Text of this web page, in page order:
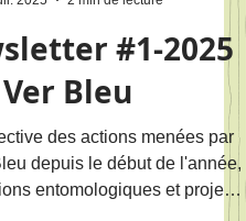
2025
2 min de lecture
#1-2025
Bleu
des actions menées par